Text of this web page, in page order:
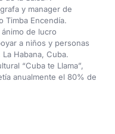
y manager de
Timba Encendía.
de lucro
a niños y personas
Habana, Cuba.
“Cuba te Llama”,
anualmente el 80% de